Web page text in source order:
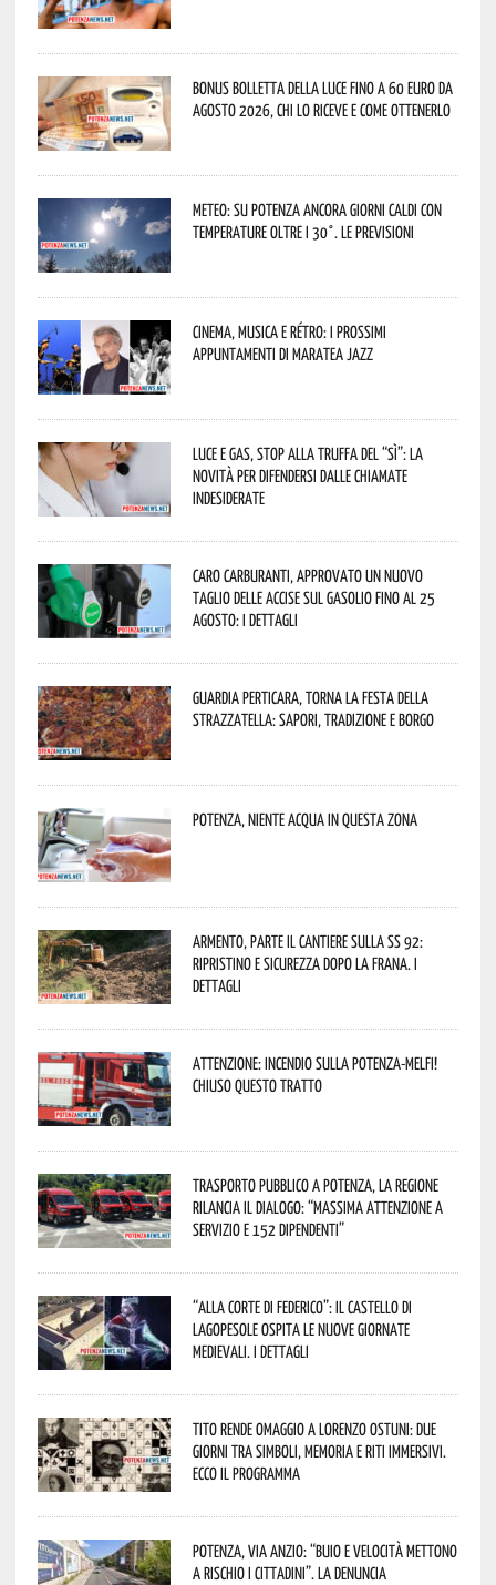
Bonus bolletta della luce fino a 60 euro da
agosto 2026, chi lo riceve e come ottenerlo
Meteo: su Potenza ancora giorni caldi con
temperature oltre i 30°. Le previsioni
Cinema, musica e rétro: i prossimi
appuntamenti di Maratea Jazz
Luce e gas, stop alla truffa del “Sì”: la
novità per difendersi dalle chiamate
indesiderate
Caro carburanti, approvato un nuovo
taglio delle accise sul gasolio fino al 25
agosto: i dettagli
Guardia Perticara, torna la Festa della
Strazzatella: sapori, tradizione e borgo
Potenza, niente acqua in questa zona
Armento, parte il cantiere sulla SS 92:
ripristino e sicurezza dopo la frana. I
dettagli
Attenzione: incendio sulla Potenza-Melfi!
Chiuso questo tratto
Trasporto pubblico a Potenza, la Regione
rilancia il dialogo: “Massima attenzione a
servizio e 152 dipendenti”
“Alla corte di Federico”: il Castello di
Lagopesole ospita le nuove Giornate
Medievali. I dettagli
Tito rende omaggio a Lorenzo Ostuni: due
giorni tra simboli, memoria e riti immersivi.
Ecco il programma
Potenza, Via Anzio: “Buio e velocità mettono
a rischio i cittadini”. La denuncia